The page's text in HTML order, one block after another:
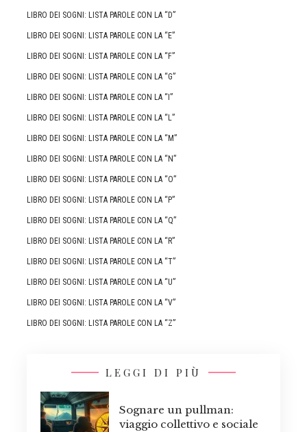
LIBRO DEI SOGNI: LISTA PAROLE CON LA “D”
LIBRO DEI SOGNI: LISTA PAROLE CON LA “E”
LIBRO DEI SOGNI: LISTA PAROLE CON LA “F”
LIBRO DEI SOGNI: LISTA PAROLE CON LA “G”
LIBRO DEI SOGNI: LISTA PAROLE CON LA “I”
LIBRO DEI SOGNI: LISTA PAROLE CON LA “L”
LIBRO DEI SOGNI: LISTA PAROLE CON LA “M”
LIBRO DEI SOGNI: LISTA PAROLE CON LA “N”
LIBRO DEI SOGNI: LISTA PAROLE CON LA “O”
LIBRO DEI SOGNI: LISTA PAROLE CON LA “P”
LIBRO DEI SOGNI: LISTA PAROLE CON LA “Q”
LIBRO DEI SOGNI: LISTA PAROLE CON LA “R”
LIBRO DEI SOGNI: LISTA PAROLE CON LA “T”
LIBRO DEI SOGNI: LISTA PAROLE CON LA “U”
LIBRO DEI SOGNI: LISTA PAROLE CON LA “V”
LIBRO DEI SOGNI: LISTA PAROLE CON LA “Z”
LEGGI DI PIÙ
Sognare un pullman:
viaggio collettivo e sociale